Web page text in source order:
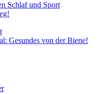
Schlaf und Sport
Gesundes von der Biene!